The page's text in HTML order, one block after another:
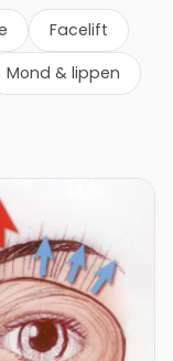
Facelift
Mond & lippen